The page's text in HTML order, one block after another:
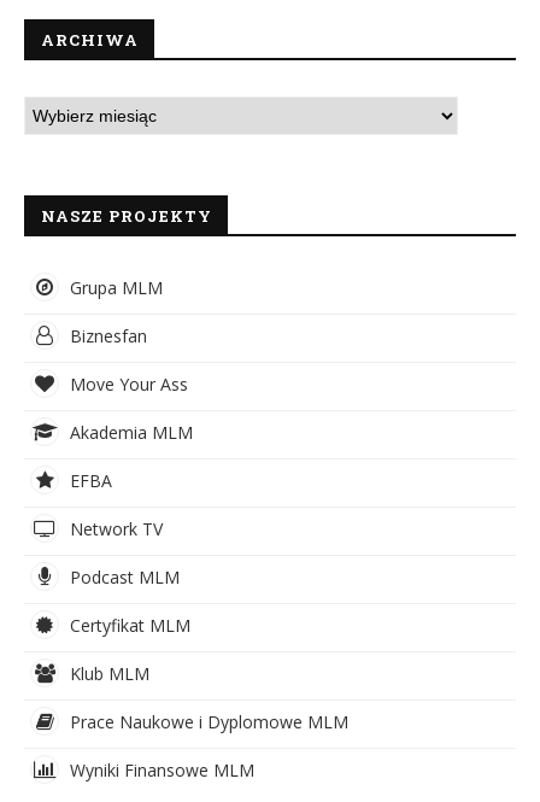
ARCHIWA
NASZE PROJEKTY
Grupa MLM
Biznesfan
Move Your Ass
Akademia MLM
EFBA
Network TV
Podcast MLM
Certyfikat MLM
Klub MLM
Prace Naukowe i Dyplomowe MLM
Wyniki Finansowe MLM